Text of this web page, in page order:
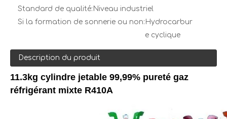
Standard de qualité: Niveau industriel
Si la formation de sonnerie ou non: Hydrocarbur
e cyclique
Description du produit
11.3kg cylindre jetable 99,99% pureté gaz
réfrigérant mixte R410A